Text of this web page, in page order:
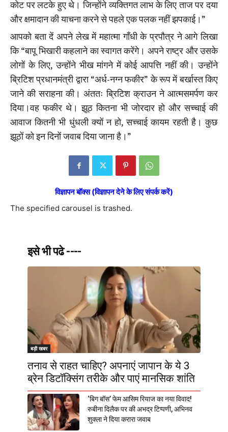
कोट पर लटके हुए थे। जिन्होंने व्यक्तिगत लाभ के लिए ताज पर दया
और क्षमादान की याचना करने से पहले एक पलक नहीं झपकाई।”
आपको बता दें अपने लेख में महात्मा गाँधी के प्रपौत्र ने आगे लिखा
कि “बापू भिखारी कहलाने का स्वागत करेंगे। अपने राष्ट्र और उसके
लोगों के लिए, उन्होंने भीख मांगने में कोई आपत्ति नहीं की। उन्होंने
ब्रिटिश प्रधानमंत्री द्वारा “अर्ध-नग्न फकीर” के रूप में बर्खास्त किए
जाने की सराहना की। अंततः ब्रिटिश क्राउन ने आत्मसमर्पण कर
दिया।वह फकीर थे। झूठ कितना भी जोरदार हो और सच्चाई की
आवाज कितनी भी धुंधली क्यों न हो, सच्चाई कायम रहती है। कुछ
झूठों को इन दिनों जवाब दिया जाना है।”
विज्ञापन बॉक्स (विज्ञापन देने के लिए संपर्क करें)
The specified carousel is trashed.
इसे भी पढे ----
बड़ी खबर
तनाव से राहत चाहिए? अपनाएं जापान के ये 3
ब्रेन डिटॉक्सिंग तरीके और पाएं मानसिक शांति
‘बिग बॉस’ फेम आसिम रियाज का नया विवाद!
रुबीना दिलैक पर की अभद्र टिप्पणी, अभिनव
शुक्ला ने दिया करारा जवाब